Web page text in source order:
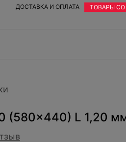
ДОСТАВКА И ОПЛАТА ТОВАРЫ
(580x440) L 1,20